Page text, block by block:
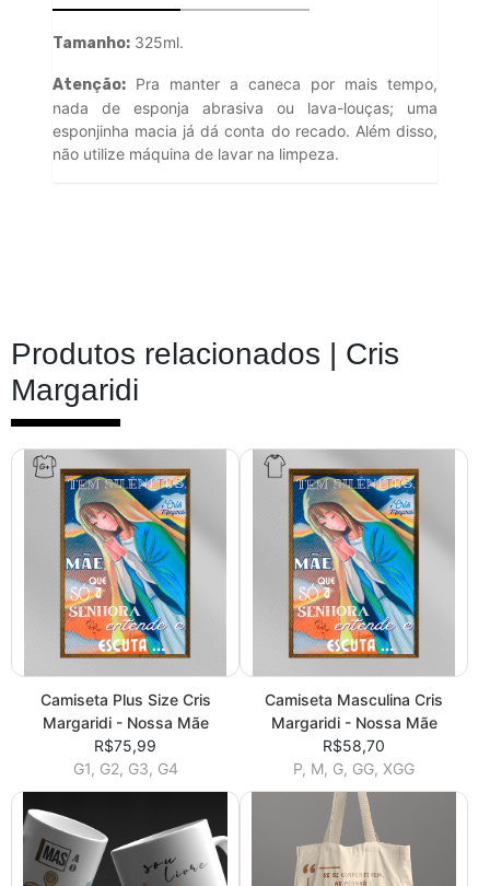
Tamanho: 325ml.
Atenção: Pra manter a caneca por mais tempo,
nada de esponja abrasiva ou lava-louças; uma
esponjinha macia já dá conta do recado. Além disso,
não utilize máquina de lavar na limpeza.
Produtos relacionados | Cris
Margaridi
Camiseta Plus Size Cris
Margaridi - Nossa Mãe
R$75,99
G1, G2, G3, G4
Camiseta Masculina Cris
Margaridi - Nossa Mãe
R$58,70
P, M, G, GG, XGG